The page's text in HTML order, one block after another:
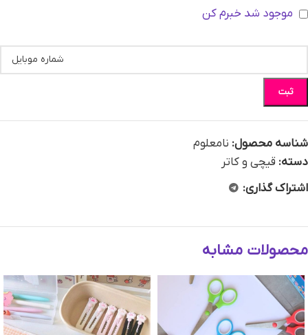
موجود شد خبرم کن
ثبت
شناسه محصول: نامعلوم
دسته: قیچی و کاتر
اشتراک گذاری:
محصولات مشابه